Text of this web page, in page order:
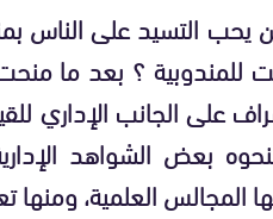
التسيد على الناس
للمندوبية ؟ بعد ما
على الجانب الإداري
بعض الشواهد
المجالس العلمية،